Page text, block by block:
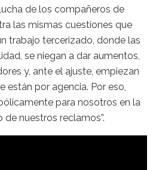
de los compañeros de
las mismas cuestiones que
trabajo tercerizado, donde las
se niegan a dar aumentos,
y, ante el ajuste, empiezan
están por agencia. Por eso,
para nosotros en la
nuestros reclamos”.